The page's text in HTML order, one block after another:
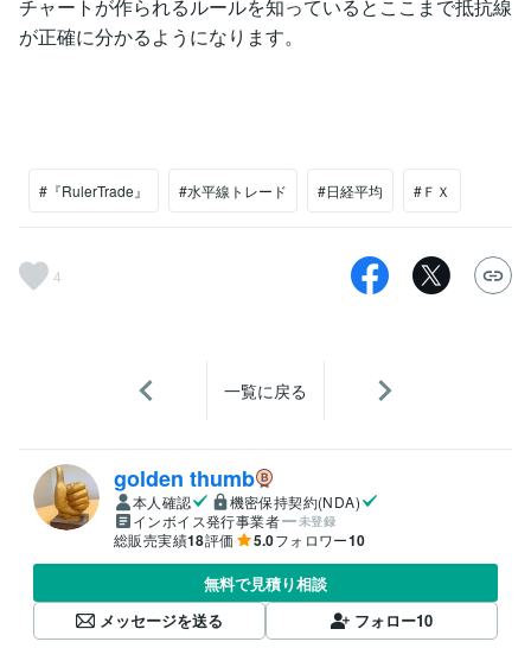
チャートが作られるルールを知っているとここまで抵抗線
が正確に分かるようになります。
#『RulerTrade』 #水平線トレード #日経平均 #ＦＸ
4
一覧に戻る
golden thumb
本人確認
機密保持契約(NDA)
インボイス発行事業者
未登録
総販売実績18評価 5.0フォロワー10
無料で見積り相談
メッセージを送る
フォロー10